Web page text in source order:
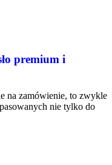
premium i
na zamówienie, to zwykle
nie tylko do